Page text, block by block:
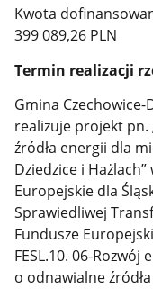
Kwota
399 089,26 PLN
Termin realizacji
Gmina Czechowice-
realizuje projekt pn.
źródła energii dla
Dziedzice i
Europejskie dla
Sprawiedliwej
Fundusze
FESL.10. 06-
o odnawialne